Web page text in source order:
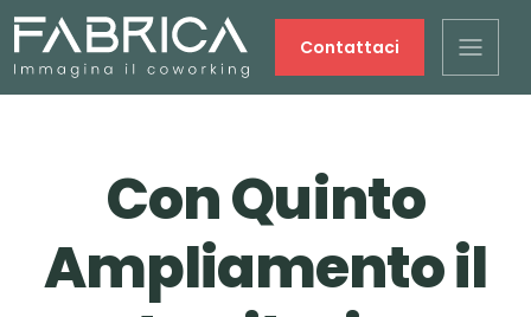
Contattaci
Con Quinto
Ampliamento il